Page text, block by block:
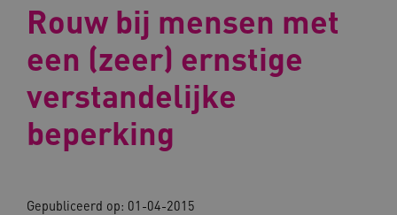
Rouw bij mensen met
een (zeer) ernstige
verstandelijke
beperking
Gepubliceerd op: 01-04-2015